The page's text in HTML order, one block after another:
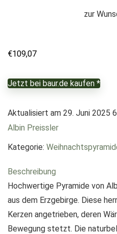
zur
€109,07
Jetzt bei baur.de kaufen *
Aktualisiert am 29. Juni 2025
Albin Preissler
Kategorie:
Beschreibung
Hochwertige Pyramide von
aus dem Erzgebirge. Diese
Kerzen angetrieben, deren
Bewegung stetzt. Die